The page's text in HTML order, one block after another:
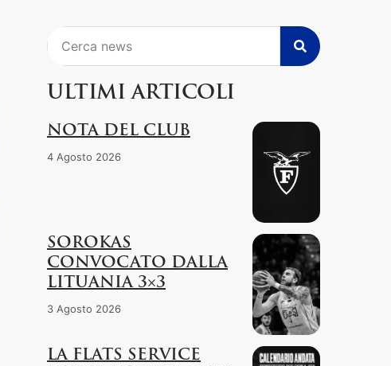
ULTIMI ARTICOLI
NOTA DEL CLUB
4 Agosto 2026
SOROKAS
CONVOCATO DALLA
LITUANIA 3×3
3 Agosto 2026
LA FLATS SERVICE